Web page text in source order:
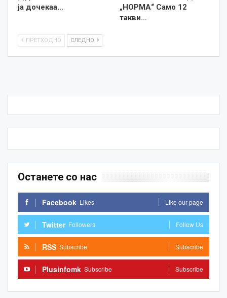
ја дочекаа…
„НОРМА“ Само 12
такви…
ПРЕТХОДНО СЛЕДНО
Останете со нас
Facebook Likes Like our page
Twitter Followers Follow Us
RSS Subscribe Subscribe
Plusinfomk Subscribe Subscribe